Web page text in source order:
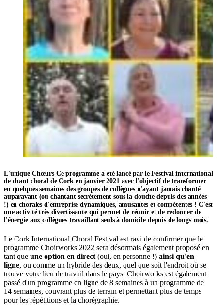
L'unique ChœursCe programme a été lancé par le Festival international
de chant choral de Cork en janvier 2021 avec l'objectif de transformer
en quelques semaines des groupes de collègues n'ayant jamais chanté
auparavant (ou chantant secrètement sous la douche depuis des années
!) en chorales d'entreprise dynamiques, amusantes et compétentes ! C'est
une activité très divertissante qui permet de réunir et de redonner de
l'énergie aux collègues travaillant seuls à domicile depuis de longs mois.
Le Cork International Choral Festival est ravi de confirmer que le
programme Choirworks 2022 sera désormais également proposé en
tant que une option en direct (oui, en personne !) ainsi qu'en
ligne, ou comme un hybride des deux, quel que soit l'endroit où se
trouve votre lieu de travail dans le pays. Choirworks est également
passé d'un programme en ligne de 8 semaines à un programme de
14 semaines, couvrant plus de terrain et permettant plus de temps
pour les répétitions et la chorégraphie.